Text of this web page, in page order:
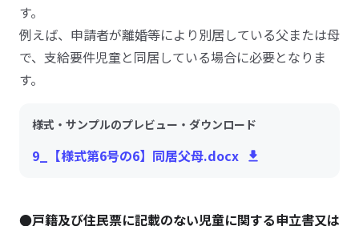
す。
例えば、申請者が離婚等により別居している父または母
で、支給要件児童と同居している場合に必要となりま
す。
様式・サンプルのプレビュー・ダウンロード
9_【様式第6号の6】同居父母.docx
●戸籍及び住民票に記載のない児童に関する申立書又は